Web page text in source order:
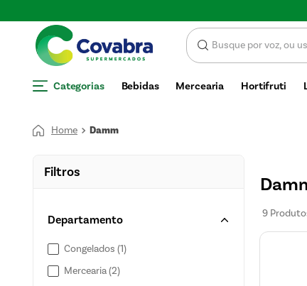
Categorias Bebidas Mercearia Hortifruti
Damm
Filtros
Departamento
Congelados (1)
Mercearia (2)
9